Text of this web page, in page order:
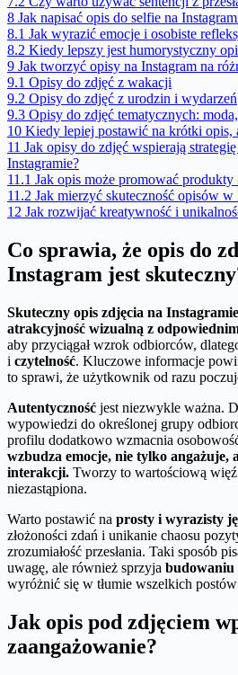
8 Jak napisać opis do selfie na
8.1 Jak wyrazić emocje i osobiste
8.2 Kiedy lepszy jest humorystyczny
9 Jak tworzyć opisy na Instagram na
9.1 Opisy do zdjęć z wakacji
9.2 Opisy do zdjęć z urodzin i wydarzeń
9.3 Opisy do zdjęć tematycznych:
10 Kiedy lepiej postawić na krótki opis,
11 Jak opisy do zdjęć wspierają
Instagramie?
11.1 Jak opis może promować produkty
11.2 Jak mierzyć skuteczność opisów w
12 Jak rozwijać kreatywność i
Co sprawia, że opis do
Instagram jest
Skuteczny opis zdjęcia na
atrakcyjność wizualną z
aby przyciągał wzrok odbiorców,
i czytelność. Kluczowe informacje
to sprawi, że użytkownik od razu
Autentyczność jest niezwykle ważna.
wypowiedzi do określonej grupy
profilu dodatkowo wzmacnia
wzbudza emocje, nie tylko angażuje,
interakcji. Tworzy to wartościową
niezastąpiona.
Warto postawić na prosty i wyrazisty
złożoności zdań i unikanie chaosu
zrozumiałość przesłania. Taki sposób
uwagę, ale również sprzyja budowaniu
wyróżnić się w tłumie wszelkich
Jak opis pod zdjęciem
zaangażowanie?